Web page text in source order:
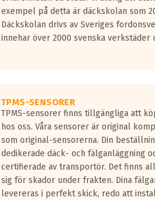
i över 50km/h brukar
kommer det finnas en
vita vågorna påvisar om det är ett tyst
tre svarta vågor uppnår de
exempel på detta är däckskolan som
Däckskolan drivs av Sveriges
innehar över 2000 svenska verkstäder
TPMS-SENSORER
TPMS-sensorer finns tillgängliga att
hos oss. Våra sensorer är original
som original-sensorerna. Din
dedikerade däck- och fälganläggning
certifierade av transportör. Det finns
sig för skador under frakten. Dina
levereras i perfekt skick, redo att